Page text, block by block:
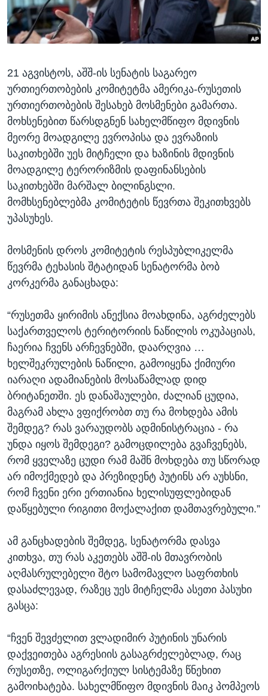
ᲡᲢᲣᲓᲘᲐ ᲕᲐᲨᲘᲜᲒᲢᲝᲜᲘ
ᲔᲙᲝᲜᲝᲛᲘᲙᲐ
ᲯᲐᲜᲛᲠᲗᲔᲚᲝᲑᲐ
ᲘᲜᲢᲔᲠᲕᲘᲣ
ᲙᲣᲚᲢᲣᲠᲐ
ᲒᲐᲚᲘᲚᲔᲝ
ᲓᲔᲖᲘᲜᲤᲝᲠᲛᲐᲪᲘᲐ
Learning English
ენები
21 აგვისტოს, აშშ-ის სენატის საგარეო
ურთიერთობების კომიტეტმა ამერიკა-რუსეთის
ურთიერთობების შესახებ მოსმენები გამართა.
მოხსენებით წარსდგნენ სახელმწიფო მდივნის
მეორე მოადგილე ევროპისა და ევრაზიის
საკითხებში უეს მიტჩელი და ხაზინის მდივნის
მოადგილე ტერორიზმის დაფინანსების
საკითხებში მარშალ ბილინგსლი.
მომხსენებლებმა კომიტეტის წევრთა შეკითხვებს
უპასუხეს.
მოსმენის დროს კომიტეტის რესპუბლიკელმა
წევრმა ტეხასის შტატიდან სენატორმა ბობ
კორკერმა განაცხადა:
“რუსეთმა ყირიმის ანექსია მოახდინა, აგრძელებს
საქართველოს ტერიტორიის ნაწილის ოკუპაციას,
ჩაერია ჩვენს არჩევნებში, დაარღვია …
ხელშეკრულების ნაწილი, გამოიყენა ქიმიური
იარაღი ადამიანების მოსაწამლად დიდ
ბრიტანეთში. ეს დანაშაულები, ძალიან ცუდია,
მაგრამ ახლა ვფიქრობთ თუ რა მოხდება ამის
შემდეგ? რას ვარაუდობს ადმინისტრაცია - რა
უნდა იყოს შემდეგი? გამოცდილება გვაჩვენებს,
რომ ყველაზე ცუდი რამ მაშნ მოხდება თუ სწორად
არ იმოქმედებ და პრეზიდენტ პუტინს არ აუხსნი,
რომ ჩვენი ერი ერთიანია ხელისუფლებიდან
დაწყებული რიგითი მოქალაქით დამთავრებული.”
ამ განცხადების შემდეგ, სენატორმა დასვა
კითხვა, თუ რას აკეთებს აშშ-ის მთავრობის
აღმასრულებელი შტო სამომავლო საფრთხის
დასაძლევად, რაზეც უეს მიტჩელმა ასეთი პასუხი
გასცა:
“ჩვენ შევძელით ვლადიმირ პუტინის უნარის
დაქვეითება აგრესიის გასაგრძელებლად, რაც
რუსეთზე, ოლიგარქიულ სისტემაზე წნეხით
გამოიხატება. სახელმწიფო მდივნის მაიკ პომპეოს